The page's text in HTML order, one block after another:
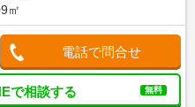
㎡
電話で問合せ
で相談する 無料